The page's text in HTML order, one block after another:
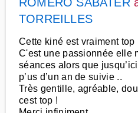
TORREILLES
Cette kiné est vraiment top
C'est une passionnée elle
séances alors que
p’us d’un an de suivie ..
Très gentille, agréable,
cest top !